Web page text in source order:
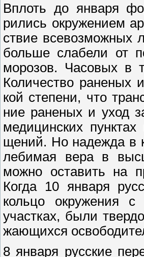
Вплоть до января
рились окружением
ствие всевозможных
больше слабели от
морозов. Часовых в
Количество раненых
кой степени, что
ние раненых и уход
медицинских
щений. Но надежда в
лебимая вера в
можно оставить на
Когда 10 января
кольцо окружения
участках, были
жающихся
8 января русские